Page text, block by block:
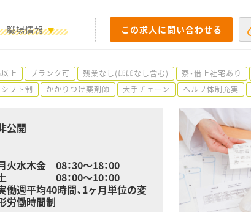
職場情報 この求人に問い合わせる
上 ブランク可 残業なし(ほぼなし含む) 寮・借上社宅あり
シフト制 かかりつけ薬剤師 大手チェーン ヘルプ体制充実
公開
火水木金 08：30～18：00
08：00～10：00
働週平均40時間、1ヶ月単位の変
労働時間制